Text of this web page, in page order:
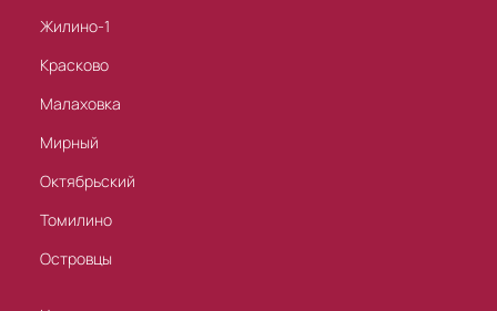
Жилино-1
Красково
Малаховка
Мирный
Октябрьский
Томилино
Островцы